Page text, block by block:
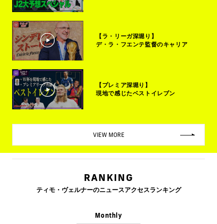
【ラ・リーガ深堀り】
デ・ラ・フエンテ監督のキャリア
【プレミア深堀り】
現地で感じたベストイレブン
VIEW MORE
RANKING
ティモ・ヴェルナーのニュースアクセスランキング
Monthly